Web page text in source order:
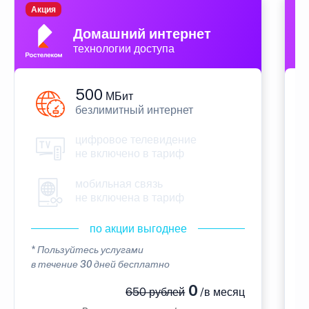
Домашний интернет
технологии доступа
Акция
500 МБит
безлимитный интернет
цифровое телевидение
не включено в тариф
мобильная связь
не включена в тариф
по акции выгоднее
* Пользуйтесь услугами
в течение 30 дней бесплатно
650 рублей0 /в месяц